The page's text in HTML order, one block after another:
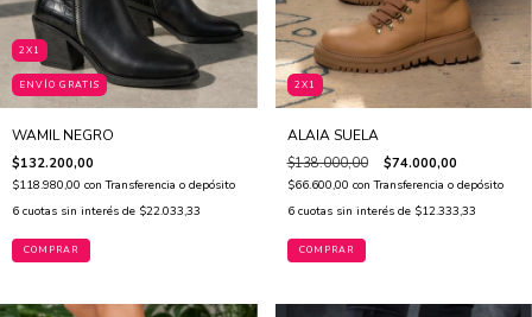
2X1
ENVÍO GRATIS
WAMIL NEGRO
$132.200,00
$118.980,00 con Transferencia o depósito
6 cuotas sin interés de $22.033,33
COMPRAR
2X1
ALAIA SUELA
$138.000,00 $74.000,00
$66.600,00 con Transferencia o depósito
6 cuotas sin interés de $12.333,33
COMPRAR